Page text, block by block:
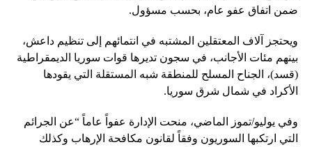
ضمن اتفاق عفو عام، بحسب مسؤول.
ويحتجز آلاف المعتقلين المشتبه في انتمائهم إلى تنظيم داعش،
بينهم مئات الأجانب، في سجون تديرها قوات سوريا الديمقراطية
(قسد)، الجناح المسلح للمنطقة شبه المستقلة التي يقودها
الأكراد في شمال شرق سوريا.
وفي يوليو/تموز الماضي، منحت الإدارة عفواً عاماً “عن الجرائم
التي ارتكبها السوريون وفقاً لقانون مكافحة الإرهاب وكذلك